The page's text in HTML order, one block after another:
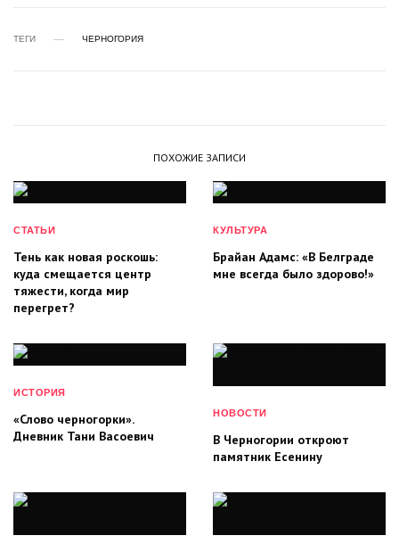
ТЕГИ ЧЕРНОГОРИЯ
ПОХОЖИЕ ЗАПИСИ
СТАТЬИ
Тень как новая роскошь:
куда смещается центр
тяжести, когда мир
перегрет?
КУЛЬТУРА
Брайан Адамс: «В Белграде
мне всегда было здорово!»
ИСТОРИЯ
«Слово черногорки».
Дневник Тани Васоевич
НОВОСТИ
В Черногории откроют
памятник Есенину